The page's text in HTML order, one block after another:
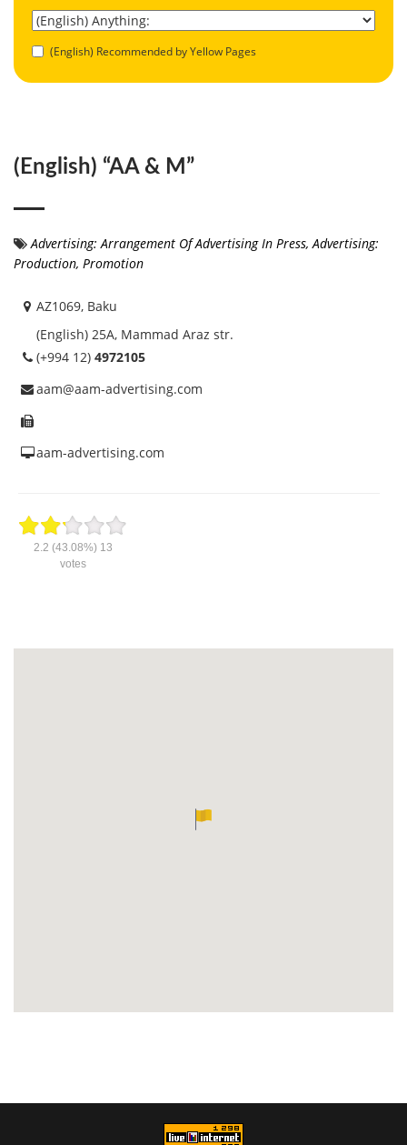
(English) Recommended by Yellow Pages
(English) “AA & M”
Advertising: Arrangement Of Advertising In Press, Advertising:
Production, Promotion
AZ1069, Baku
(English) 25A, Mammad Araz str.
(+994 12) 4972105
aam@aam-advertising.com
aam-advertising.com
2.2 (43.08%) 13
votes